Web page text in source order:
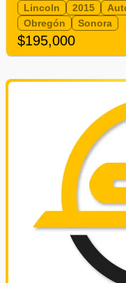
Lincoln 2015
Obregón
Sonora
$195,000